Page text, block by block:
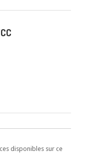
disponibles sur ce